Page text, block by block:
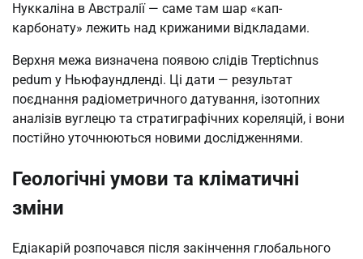
Нуккаліна в Австралії — саме там шар «кап-
карбонату» лежить над крижаними відкладами.
Верхня межа визначена появою слідів Treptichnus
pedum у Ньюфаундленді. Ці дати — результат
поєднання радіометричного датування, ізотопних
аналізів вуглецю та стратиграфічних кореляцій, і вони
постійно уточнюються новими дослідженнями.
Геологічні умови та кліматичні
зміни
Едіакарій розпочався після закінчення глобального